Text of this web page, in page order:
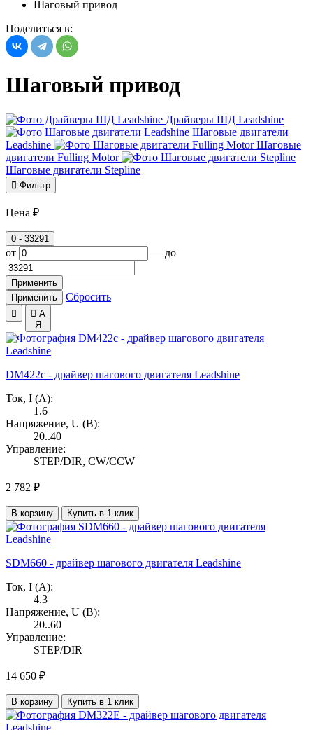
Шаговый привод
Поделиться в:
Шаговый привод
Драйверы ШД Leadshine
Шаговые двигатели
Leadshine
Шаговые
двигатели Fulling Motor
Шаговые двигатели Stepline
 Фильтр
Цена ₽
0 - 33291
от — до
Применить
Применить
Сбросить
  А
Я
DM422c - драйвер шагового двигателя Leadshine
Ток, I (А):
1.6
Напряжение, U (В):
20..40
Управление:
STEP/DIR, CW/CCW
2 782 ₽
В корзину Купить в 1 клик
SDM660 - драйвер шагового двигателя Leadshine
Ток, I (А):
4.3
Напряжение, U (В):
20..60
Управление:
STEP/DIR
14 650 ₽
В корзину Купить в 1 клик